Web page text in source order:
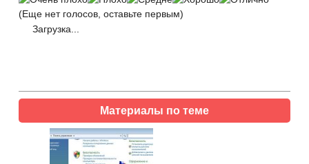
(Еще нет голосов, оставьте первым)
Загрузка...
Материалы по теме